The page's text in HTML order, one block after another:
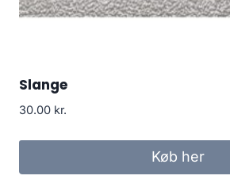
Slange
30.00 kr.
Køb her